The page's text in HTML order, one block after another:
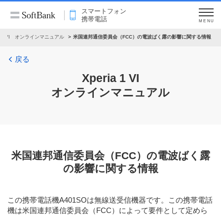
スマートフォン
携帯電話
MENU
VI オンラインマニュアル 米国連邦通信委員会（FCC）の電波ばく露の影響に関する情報
戻る
Xperia 1 VI
オンラインマニュアル
米国連邦通信委員会（FCC）の電波ばく露
の影響に関する情報
この携帯電話機A401SOは無線送受信機器です。この携帯電話
機は米国連邦通信委員会（FCC）によって要件として定めら